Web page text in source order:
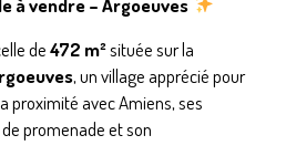
de472 m²située sur la
, un village apprécié pour
proximité avec Amiens, ses
promenade et son